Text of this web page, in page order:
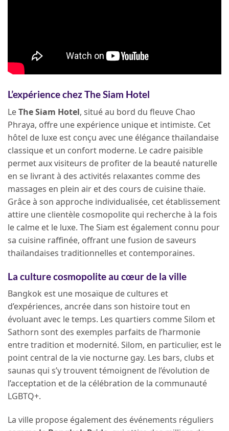
L’expérience chez The Siam Hotel
LeThe Siam Hotel, situé au bord du fleuve Chao
Phraya, offre une expérience unique et intimiste. Cet
hôtel de luxe est conçu avec une élégance thaïlandaise
classique et un confort moderne. Le cadre paisible
permet aux visiteurs de profiter de la beauté naturelle
en se livrant à des activités relaxantes comme des
massages en plein air et des cours de cuisine thaïe.
Grâce à son approche individualisée, cet établissement
attire une clientèle cosmopolite qui recherche à la fois
le calme et le luxe. The Siam est également connu pour
sa cuisine raffinée, offrant une fusion de saveurs
thaïlandaises traditionnelles et contemporaines.
La culture cosmopolite au cœur de la ville
Bangkok est une mosaïque de cultures et
d’expériences, ancrée dans son histoire tout en
évoluant avec le temps. Les quartiers comme Silom et
Sathorn sont des exemples parfaits de l’harmonie
entre tradition et modernité. Silom, en particulier, est le
point central de la vie nocturne gay. Les bars, clubs et
saunas qui s’y trouvent témoignent de l’évolution de
l’acceptation et de la célébration de la communauté
LGBTQ+.
La ville propose également des événements réguliers